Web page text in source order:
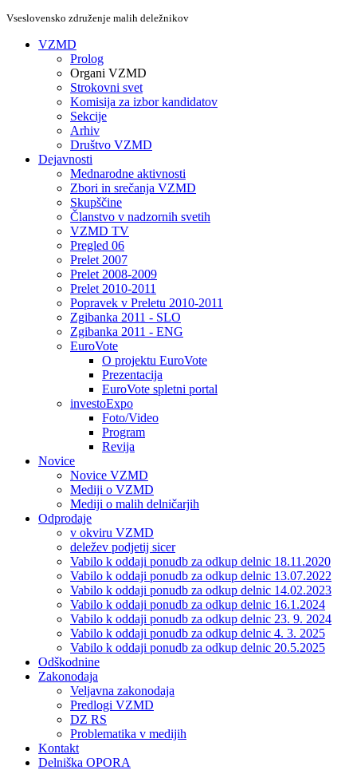
Vseslovensko združenje malih deležnikov
VZMD
Prolog
Organi VZMD
Strokovni svet
Komisija za izbor kandidatov
Sekcije
Arhiv
Društvo VZMD
Dejavnosti
Mednarodne aktivnosti
Zbori in srečanja VZMD
Skupščine
Članstvo v nadzornih svetih
VZMD TV
Pregled 06
Prelet 2007
Prelet 2008-2009
Prelet 2010-2011
Popravek v Preletu 2010-2011
Zgibanka 2011 - SLO
Zgibanka 2011 - ENG
EuroVote
O projektu EuroVote
Prezentacija
EuroVote spletni portal
investoExpo
Foto/Video
Program
Revija
Novice
Novice VZMD
Mediji o VZMD
Mediji o malih delničarjih
Odprodaje
v okviru VZMD
deležev podjetij sicer
Vabilo k oddaji ponudb za odkup delnic 18.11.2020
Vabilo k oddaji ponudb za odkup delnic 13.07.2022
Vabilo k oddaji ponudb za odkup delnic 14.02.2023
Vabilo k oddaji ponudb za odkup delnic 16.1.2024
Vabilo k oddaji ponudb za odkup delnic 23. 9. 2024
Vabilo k oddaji ponudb za odkup delnic 4. 3. 2025
Vabilo k oddaji ponudb za odkup delnic 20.5.2025
Odškodnine
Zakonodaja
Veljavna zakonodaja
Predlogi VZMD
DZ RS
Problematika v medijih
Kontakt
Delniška OPORA